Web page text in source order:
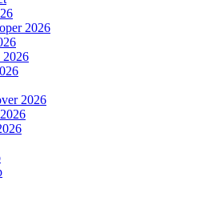
2026
2026
2026